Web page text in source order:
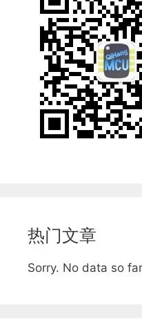
热门文章
Sorry. No data so